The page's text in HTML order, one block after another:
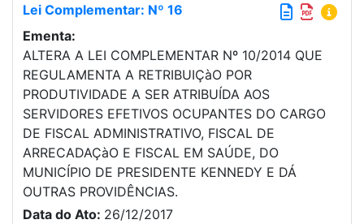
Lei Complementar: Nº 16
Ementa:
ALTERA A LEI COMPLEMENTAR Nº 10/2014 QUE
REGULAMENTA A RETRIBUIÇàO POR
PRODUTIVIDADE A SER ATRIBUÍDA AOS
SERVIDORES EFETIVOS OCUPANTES DO CARGO
DE FISCAL ADMINISTRATIVO, FISCAL DE
ARRECADAÇàO E FISCAL EM SAÚDE, DO
MUNICÍPIO DE PRESIDENTE KENNEDY E DÁ
OUTRAS PROVIDÊNCIAS.
Data do Ato: 26/12/2017